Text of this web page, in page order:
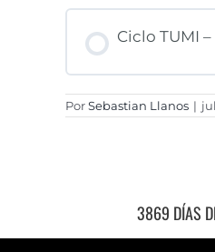
Ciclo TUMI
PROGRESO
PorSebastian Llanos |
3869 DÍAS